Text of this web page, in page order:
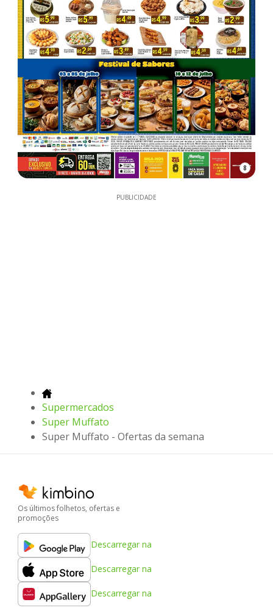
8
PUBLICIDADE
Supermercados
Super Muffato
Super Muffato - Ofertas da semana
Os últimos folhetos, ofertas e
promoções
Descarregar na
Descarregar na
Descarregar na